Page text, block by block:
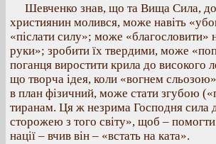
Шевченко знав, що та Вища Сила, до
християнин молився, може навіть
«післати силу»; може «благословити»
руки»; зробити їх твердими, може
поганця виростити крила до високого
що творча ідея, коли «вогнем
в план фізичний, може стати згубою
тиранам. Ця ж незрима Господня сила
сторожею з того світу», щоб –
нації – вчив він – «встать на ката».